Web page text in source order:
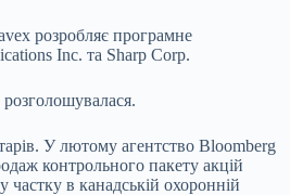
розробляє програмне
Inc. та Sharp Corp.
У лютому агентство Bloomberg
контрольного пакету акцій
в канадській охоронній